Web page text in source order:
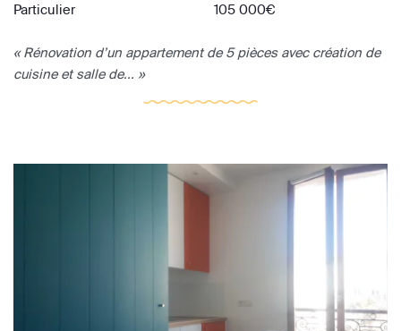
Particulier
105 000€
« Rénovation d’un appartement de 5 pièces avec création de
cuisine et salle de... »